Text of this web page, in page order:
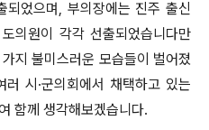
었으며, 부의장에는 진주 출신
의원이 각각 선출되었습니다만
지 불미스러운 모습들이 벌어졌
시·군의회에서 채택하고 있는
함께 생각해보겠습니다.